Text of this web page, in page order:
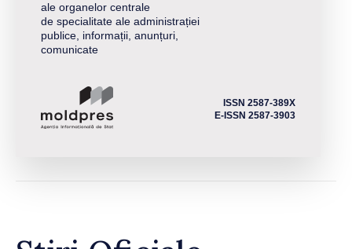
ale organelor centrale
de specialitate ale administrației
publice, informații, anunțuri,
comunicate
ISSN 2587-389X
E-ISSN 2587-3903